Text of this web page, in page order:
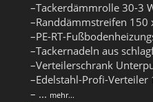
–Tackerdämmrolle 30-3
–Randdämmstreifen 150
–PE-RT-
–Tackernadeln aus
–Verteilerschrank
–Edelstahl-Profi-Verteiler
– ... mehr...